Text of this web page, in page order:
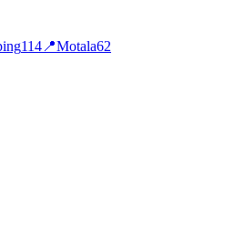
114 📍Motala62